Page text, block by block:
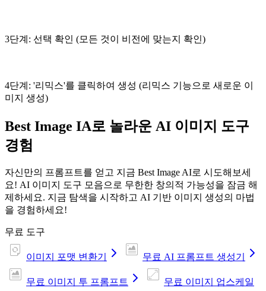
3단계: 선택 확인 (모든 것이 비전에 맞는지 확인)
4단계: '리믹스'를 클릭하여 생성 (리믹스 기능으로 새로운 이
미지 생성)
Best Image IA로 놀라운 AI 이미지 도구
경험
자신만의 프롬프트를 얻고 지금 Best Image AI로 시도해보세
요! AI 이미지 도구 모음으로 무한한 창의적 가능성을 잠금 해
제하세요. 지금 탐색을 시작하고 AI 기반 이미지 생성의 마법
을 경험하세요!
무료 도구
이미지 포맷 변환기 무료 AI 프롬프트 생성기
무료 이미지 투 프롬프트
무료 이미지 업스케일